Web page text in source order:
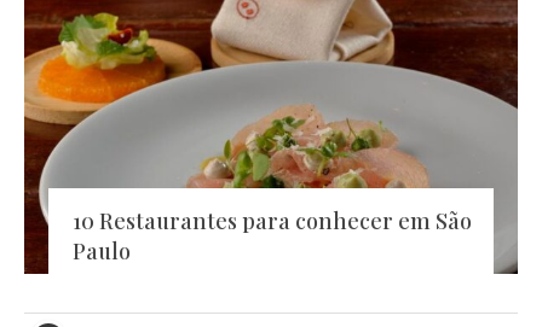
10 Restaurantes para conhecer em São
Paulo